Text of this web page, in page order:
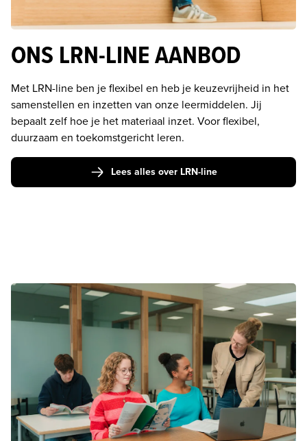
ONS LRN-LINE AANBOD
Met LRN-line ben je flexibel en heb je keuzevrijheid in het
samenstellen en inzetten van onze leermiddelen. Jij
bepaalt zelf hoe je het materiaal inzet. Voor flexibel,
duurzaam en toekomstgericht leren.
Lees alles over LRN-line